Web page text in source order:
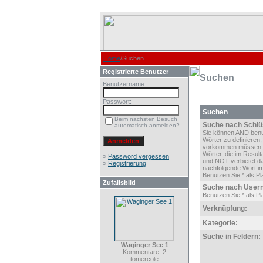
Home/Suchen
Registrierte Benutzer
Benutzername:
Passwort:
Beim nächsten Besuch
automatisch anmelden?
» Password vergessen
» Registrierung
Zufallsbild
Waginger See 1
Kommentare: 2
tomercole
Suchen
Suchen
Suche nach
Sie können AND
Wörter zu definieren,
vorkommen
Wörter, die im
und NOT verbietet
nachfolgende Wort
Benutzen Sie * als
Suche nach
Benutzen Sie * als
Verknüpfung:
Kategorie:
Suche in Feldern: